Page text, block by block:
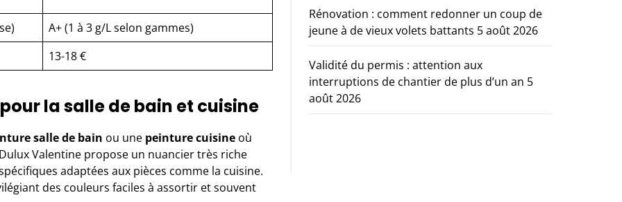
A+ (1 à 3 g/L selon gammes)
13-18 €
la salle de bain et cuisine
salle de bain ou une peinture cuisine où
Valentine propose un nuancier très riche
adaptées aux pièces comme la cuisine.
des couleurs faciles à assortir et souvent
Rénovation : comment redonner un coup de
jeune à de vieux volets battants 5 août 2026
Validité du permis : attention aux
interruptions de chantier de plus d’un an 5
août 2026